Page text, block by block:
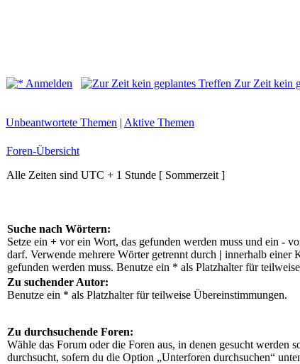
Anmelden
Zur Zeit kein
Unbeantwortete Themen | Aktive Themen
Foren-Übersicht
Alle Zeiten sind UTC + 1 Stunde [ Sommerzeit ]
Suche nach Wörtern:
Setze ein + vor ein Wort, das gefunden werden muss und ein -
darf. Verwende mehrere Wörter getrennt durch | innerhalb einer
gefunden werden muss. Benutze ein * als Platzhalter für
Zu suchender Autor:
Benutze ein * als Platzhalter für teilweise Übereinstimmungen.
Zu durchsuchende Foren:
Wähle das Forum oder die Foren aus, in denen gesucht werden
durchsucht, sofern du die Option „Unterforen durchsuchen“